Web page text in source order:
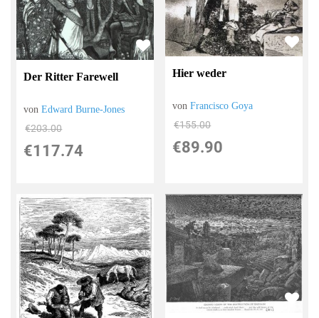
Der Ritter Farewell
vonEdward Burne-Jones
€203.00
€117.74
Hier weder
vonFrancisco Goya
€155.00
€89.90